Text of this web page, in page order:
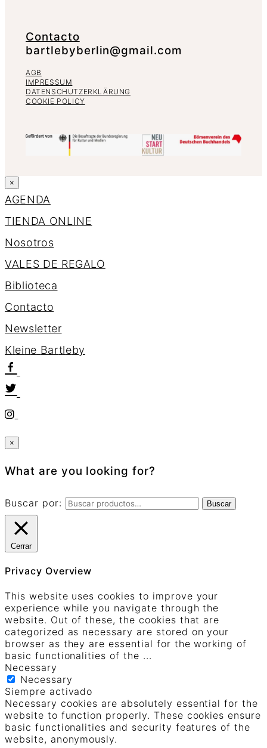
Contacto
bartlebyberlin@gmail.com
AGB
IMPRESSUM
DATENSCHUTZERKLÄRUNG
COOKIE POLICY
×
AGENDA
TIENDA ONLINE
Nosotros
VALES DE REGALO
Biblioteca
Contacto
Newsletter
Kleine Bartleby
×
What are you looking for?
Buscar por: Buscar
Cerrar
Privacy Overview
This website uses cookies to improve your
experience while you navigate through the
website. Out of these, the cookies that are
categorized as necessary are stored on your
browser as they are essential for the working of
basic functionalities of the ...
Necessary
Necessary
Siempre activado
Necessary cookies are absolutely essential for the
website to function properly. These cookies ensure
basic functionalities and security features of the
website, anonymously.